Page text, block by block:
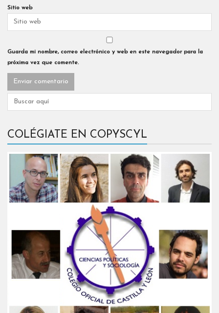
Sitio web
Guarda mi nombre, correo electrónico y web en este navegador para la
próxima vez que comente.
COLÉGIATE EN COPYSCYL